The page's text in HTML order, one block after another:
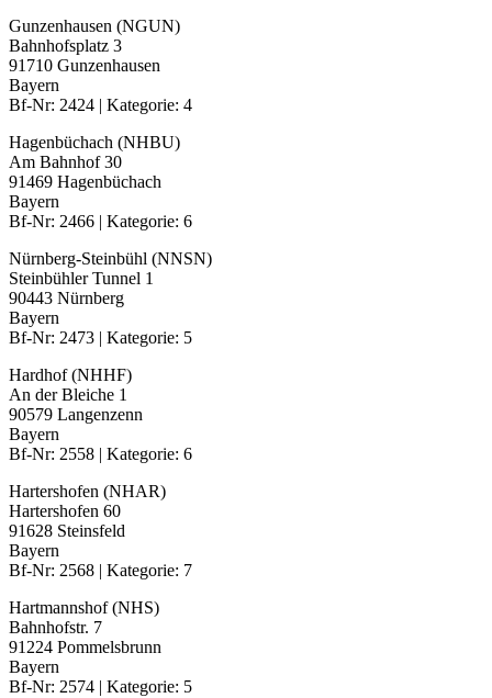
Gunzenhausen (NGUN)
Bahnhofsplatz 3
91710 Gunzenhausen
Bayern
Bf-Nr: 2424 | Kategorie: 4
Hagenbüchach (NHBU)
Am Bahnhof 30
91469 Hagenbüchach
Bayern
Bf-Nr: 2466 | Kategorie: 6
Nürnberg-Steinbühl (NNSN)
Steinbühler Tunnel 1
90443 Nürnberg
Bayern
Bf-Nr: 2473 | Kategorie: 5
Hardhof (NHHF)
An der Bleiche 1
90579 Langenzenn
Bayern
Bf-Nr: 2558 | Kategorie: 6
Hartershofen (NHAR)
Hartershofen 60
91628 Steinsfeld
Bayern
Bf-Nr: 2568 | Kategorie: 7
Hartmannshof (NHS)
Bahnhofstr. 7
91224 Pommelsbrunn
Bayern
Bf-Nr: 2574 | Kategorie: 5